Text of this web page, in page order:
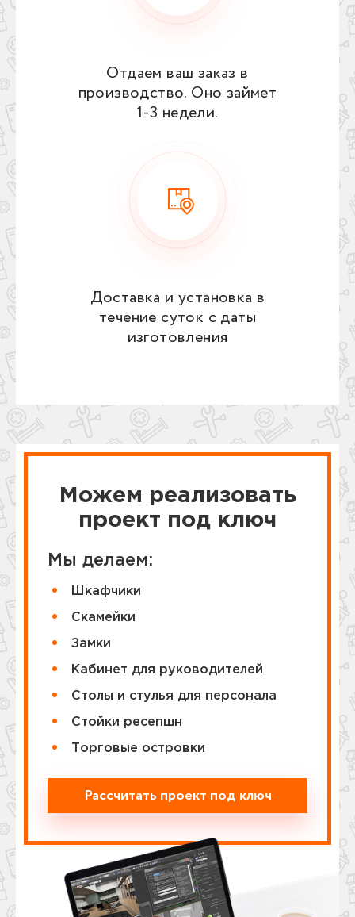
Отдаем ваш заказ в
производство. Оно займет
1‑3 недели.
Доставка и установка в
течение суток с даты
изготовления
Можем реализовать
проект под ключ
Мы делаем:
Шкафчики
Cкамейки
Замки
Кабинет для руководителей
Столы и стулья для персонала
Стойки ресепшн
Торговые островки
Рассчитать проект под ключ